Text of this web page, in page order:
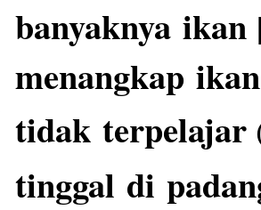
banyaknya ikan
menangkap ikan
tidak terpelajar
tinggal di